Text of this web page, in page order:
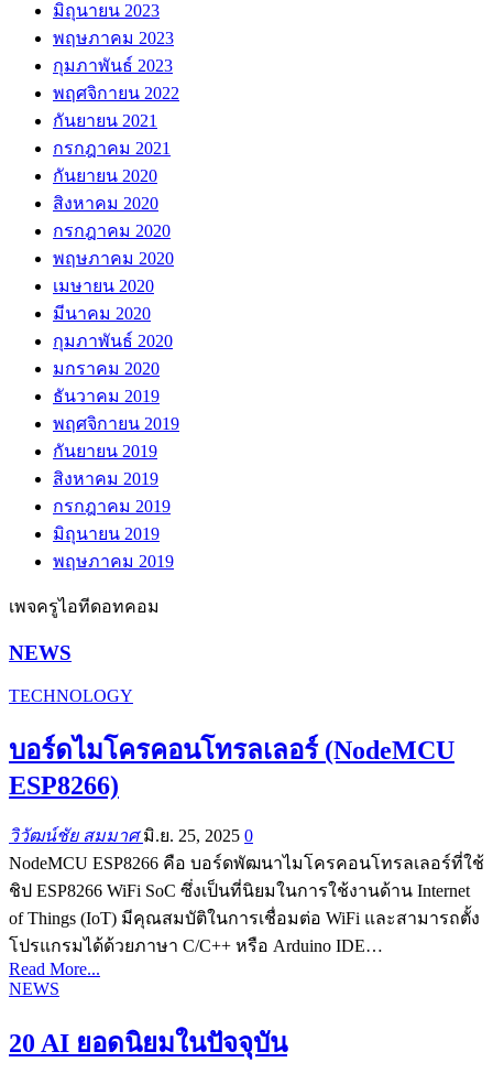
มิถุนายน 2023
พฤษภาคม 2023
กุมภาพันธ์ 2023
พฤศจิกายน 2022
กันยายน 2021
กรกฎาคม 2021
กันยายน 2020
สิงหาคม 2020
กรกฎาคม 2020
พฤษภาคม 2020
เมษายน 2020
มีนาคม 2020
กุมภาพันธ์ 2020
มกราคม 2020
ธันวาคม 2019
พฤศจิกายน 2019
กันยายน 2019
สิงหาคม 2019
กรกฎาคม 2019
มิถุนายน 2019
พฤษภาคม 2019
เพจครูไอทีดอทคอม
NEWS
TECHNOLOGY
บอร์ดไมโครคอนโทรลเลอร์ (NodeMCU
ESP8266)
วิวัฒน์ชัย สมมาศมิ.ย. 25, 2025 0
NodeMCU ESP8266 คือ บอร์ดพัฒนาไมโครคอนโทรลเลอร์ที่ใช้
ชิป ESP8266 WiFi SoC ซึ่งเป็นที่นิยมในการใช้งานด้าน Internet
of Things (IoT) มีคุณสมบัติในการเชื่อมต่อ WiFi และสามารถตั้ง
โปรแกรมได้ด้วยภาษา C/C++ หรือ Arduino IDE…
Read More...
NEWS
20 AI ยอดนิยมในปัจจุบัน